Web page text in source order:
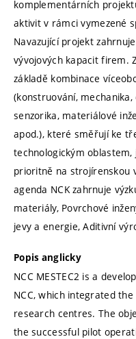
komplementárních
aktivit v rámci vymezené
Navazující projekt
vývojových kapacit firem.
základě kombinace
(konstruování,
senzorika, materiálové
apod.), které směřují ke
technologickým oblastem,
prioritně na strojírenskou
agenda NCK zahrnuje
materiály, Povrchové
jevy a energie, Aditivní
Popis anglicky
NCC MESTEC2 is a
NCC, which integrated
research centres. The
the successful pilot